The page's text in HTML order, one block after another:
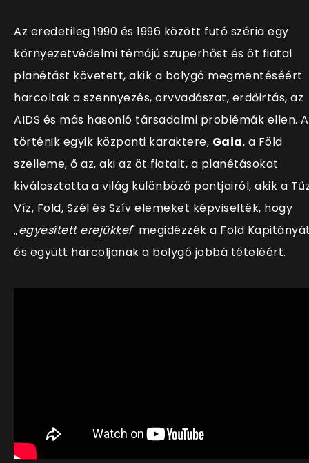
Az eredetileg 1990 és 1996 között futó széria egy
környezetvédelmi témájú szuperhőst és öt fiatal
planétást követett, akik a bolygó megmentéséért
harcoltak a szennyezés, orvvadászat, erdőirtás, az
AIDS és más hasonló társadalmi problémák ellen. A
történik egyik központi karaktere, Gaia, a Föld
szelleme, ő az, aki az öt fiatalt, a planétásokat
kiválasztotta a világ különböző pontjairól, akik a
Víz, Föld, Szél és Szív elemeket képviselték, hogy
„egyesített erejükkel" megidézzék a Föld
és együtt harcoljanak a bolygó jobbá tételéért.